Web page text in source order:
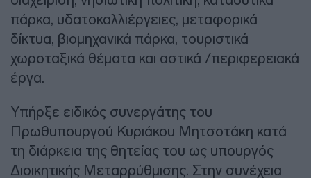
πάρκα, υδατοκαλλιέργειες, μεταφορικά
δίκτυα, βιομηχανικά πάρκα, τουριστικά
χωροταξικά θέματα και αστικά /περιφερειακά
έργα.
Υπήρξε ειδικός συνεργάτης του
Πρωθυπουργού Κυριάκου Μητσοτάκη κατά
τη διάρκεια της θητείας του ως υπουργός
Διοικητικής Μεταρρύθμισης. Στην συνέχεια